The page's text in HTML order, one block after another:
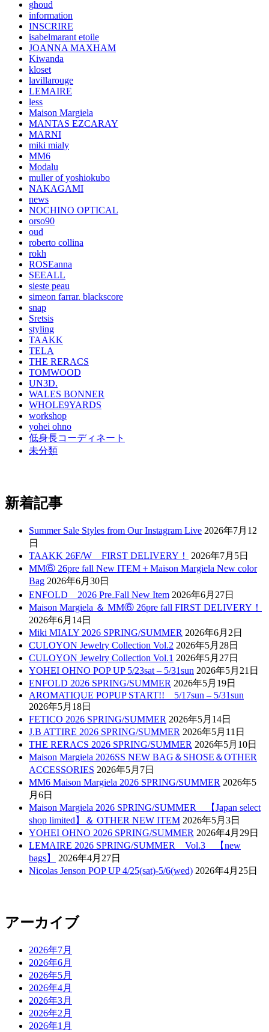
ghoud
information
INSCRIRE
isabelmarant etoile
JOANNA MAXHAM
Kiwanda
kloset
lavillarouge
LEMAIRE
less
Maison Margiela
MANTAS EZCARAY
MARNI
miki mialy
MM6
Modalu
muller of yoshiokubo
NAKAGAMI
news
NOCHINO OPTICAL
orso90
oud
roberto collina
rokh
ROSEanna
SEEALL
sieste peau
simeon farrar. blackscore
snap
Sretsis
styling
TAAKK
TELA
THE RERACS
TOMWOOD
UN3D.
WALES BONNER
WHOLE9YARDS
workshop
yohei ohno
低身長コーディネート
未分類
新着記事
Summer Sale Styles from Our Instagram Live 2026年7月12
日
TAAKK 26F/W FIRST DELIVERY！
2026年7月5日
MM⑥ 26pre fall New ITEM＋Maison Margiela New color
Bag 2026年6月30日
ENFOLD 2026 Pre₋Fall New Item 2026年6月27日
Maison Margiela ＆ MM⑥ 26pre fall FIRST DELIVERY！
2026年6月14日
Miki MIALY 2026 SPRING/SUMMER 2026年6月2日
CULOYON Jewelry Collection Vol.2 2026年5月28日
CULOYON Jewelry Collection Vol.1 2026年5月27日
YOHEI OHNO POP UP 5/23sat – 5/31sun 2026年5月21日
ENFOLD 2026 SPRING/SUMMER 2026年5月19日
AROMATIQUE POPUP START!! 5/17sun – 5/31sun
2026年5月18日
FETICO 2026 SPRING/SUMMER 2026年5月14日
J.B ATTIRE 2026 SPRING/SUMMER 2026年5月11日
THE RERACS 2026 SPRING/SUMMER 2026年5月10日
Maison Margiela 2026SS NEW BAG＆SHOSE＆OTHER
ACCESSORIES 2026年5月7日
MM6 Maison Margiela 2026 SPRING/SUMMER 2026年5
月6日
Maison Margiela 2026 SPRING/SUMMER 【Japan select
shop limited】＆ OTHER NEW ITEM 2026年5月3日
YOHEI OHNO 2026 SPRING/SUMMER 2026年4月29日
LEMAIRE 2026 SPRING/SUMMER Vol.3 【new
bags】
2026年4月27日
Nicolas Jenson POP UP 4/25(sat)-5/6(wed) 2026年4月25日
アーカイブ
2026年7月
2026年6月
2026年5月
2026年4月
2026年3月
2026年2月
2026年1月